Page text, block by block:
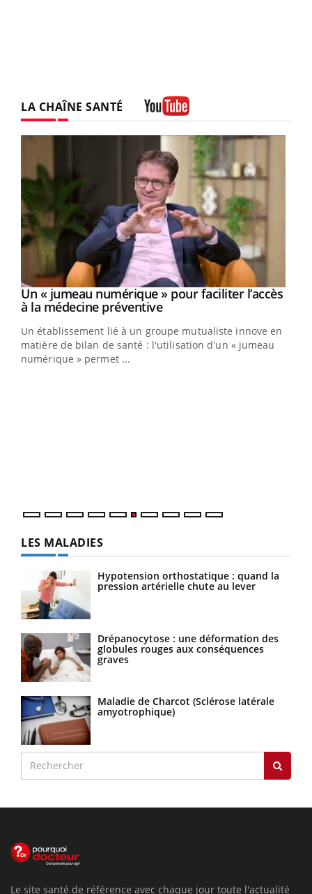
LA CHAÎNE SANTÉ
Youtube
Un « jumeau numérique » pour faciliter l’accès
à la médecine préventiveYoutube
Un établissement lié à un groupe mutualiste innove en
matière de bilan de santé : l'utilisation d'un « jumeau
numérique » permet ...
LES MALADIES
Hypotension orthostatique : quand la
pression artérielle chute au lever
Drépanocytose : une déformation des
globules rouges aux conséquences
graves
Maladie de Charcot (Sclérose latérale
amyotrophique)
Le site santé de référence avec chaque jour toute l'actualité